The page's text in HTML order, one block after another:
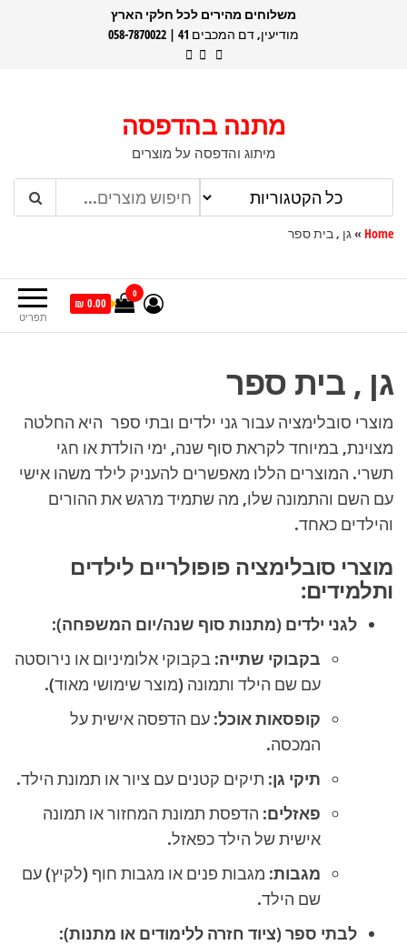
משלוחים מהירים לכל חלקי הארץ
מודיעין, דם המכבים 41 | 058-7870022
מתנה בהדפסה
מיתוג והדפסה על מוצרים
Home
»גן , בית ספר
תפריט
0
0.00 ₪
גן , בית ספר
מוצרי סובלימציה עבור גני ילדים ובתי ספר היא החלטה
מצוינת, במיוחד לקראת סוף שנה, ימי הולדת או חגי
תשרי. המוצרים הללו מאפשרים להעניק לילד משהו אישי
עם השם והתמונה שלו, מה שתמיד מרגש את ההורים
והילדים כאחד.
מוצרי סובלימציה פופולריים לילדים
ותלמידים:
לגני ילדים (מתנות סוף שנה/יום המשפחה):
בקבוקי שתייה: בקבוקי אלומיניום או נירוסטה
עם שם הילד ותמונה (מוצר שימושי מאוד).
קופסאות אוכל: עם הדפסה אישית על
המכסה.
תיקי גן: תיקים קטנים עם ציור או תמונת הילד.
פאזלים: הדפסת תמונת המחזור או תמונה
אישית של הילד כפאזל.
מגבות: מגבות פנים או מגבות חוף (לקיץ) עם
שם הילד.
לבתי ספר (ציוד חזרה ללימודים או מתנות):